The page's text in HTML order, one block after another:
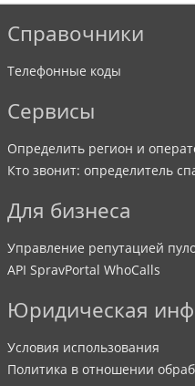
Справочники
Телефонные коды
Сервисы
Определить регион и
Кто звонит: определитель
Для бизнеса
Управление репутацией
API SpravPortal WhoCalls
Юридическая
Условия использования
Политика в отношении